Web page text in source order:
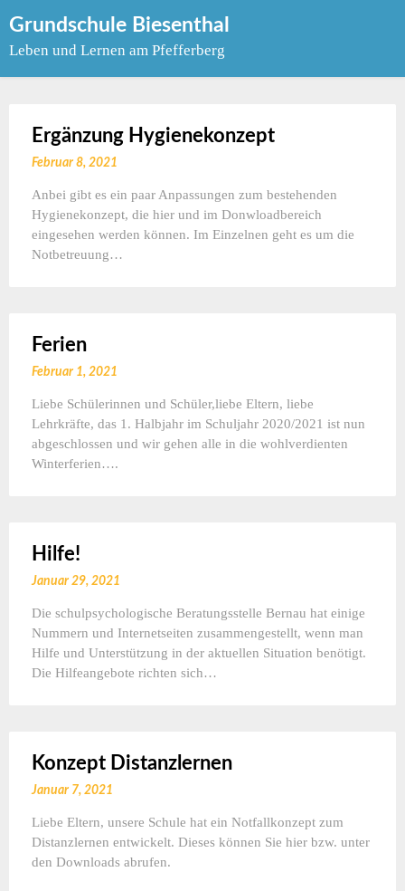
Grundschule Biesenthal
Leben und Lernen am Pfefferberg
Ergänzung Hygienekonzept
Februar 8, 2021
Anbei gibt es ein paar Anpassungen zum bestehenden
Hygienekonzept, die hier und im Donwloadbereich
eingesehen werden können. Im Einzelnen geht es um die
Notbetreuung…
Ferien
Februar 1, 2021
Liebe Schülerinnen und Schüler,liebe Eltern, liebe
Lehrkräfte, das 1. Halbjahr im Schuljahr 2020/2021 ist nun
abgeschlossen und wir gehen alle in die wohlverdienten
Winterferien….
Hilfe!
Januar 29, 2021
Die schulpsychologische Beratungsstelle Bernau hat einige
Nummern und Internetseiten zusammengestellt, wenn man
Hilfe und Unterstützung in der aktuellen Situation benötigt.
Die Hilfeangebote richten sich…
Konzept Distanzlernen
Januar 7, 2021
Liebe Eltern, unsere Schule hat ein Notfallkonzept zum
Distanzlernen entwickelt. Dieses können Sie hier bzw. unter
den Downloads abrufen.